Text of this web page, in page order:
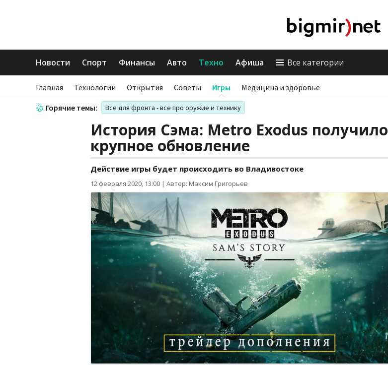
Новости Спорт Финансы Авто Техно Афиша Все категории
Главная Технологии Открытия Советы Игры Медицина и здоровье
Горячие темы: Все для фронта - все про оружие и технику
История Сэма: Metro Exodus получило
крупное обновление
Действие игры будет происходить во Владивостоке
12 февраля 2020, 13:00 | Автор: Максим Григорьев